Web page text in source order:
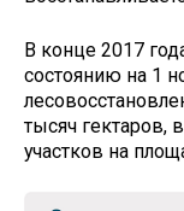
В конце 2017
состоянию на 1
тысяч гектаров,
участков на